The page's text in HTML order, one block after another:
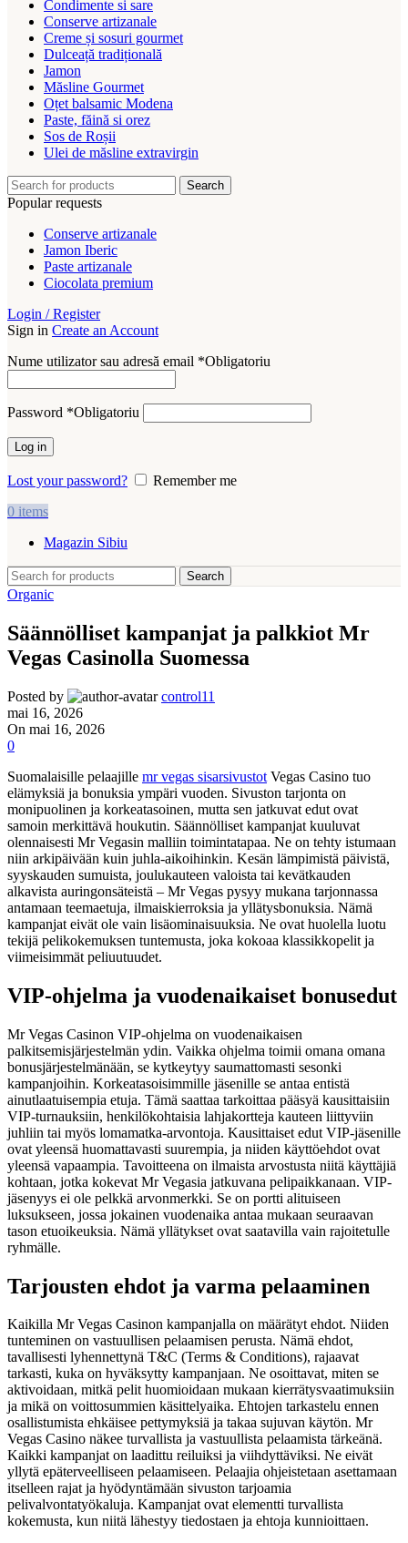
Condimente si sare
Conserve artizanale
Creme și sosuri gourmet
Dulceață tradițională
Jamon
Măsline Gourmet
Oțet balsamic Modena
Paste, făină si orez
Sos de Roșii
Ulei de măsline extravirgin
Search
Popular requests
Conserve artizanale
Jamon Iberic
Paste artizanale
Ciocolata premium
Login / Register
Sign in Create an Account
Nume utilizator sau adresă email *Obligatoriu
Password *Obligatoriu
Log in
Lost your password?
Remember me
0 items
Magazin Sibiu
Search
Organic
Säännölliset kampanjat ja palkkiot Mr
Vegas Casinolla Suomessa
Posted by
control11
mai 16, 2026
On mai 16, 2026
0
Suomalaisille pelaajille mr vegas sisarsivustot Vegas Casino tuo
elämyksiä ja bonuksia ympäri vuoden. Sivuston tarjonta on
monipuolinen ja korkeatasoinen, mutta sen jatkuvat edut ovat
samoin merkittävä houkutin. Säännölliset kampanjat kuuluvat
olennaisesti Mr Vegasin malliin toimintatapaa. Ne on tehty istumaan
niin arkipäivään kuin juhla-aikoihinkin. Kesän lämpimistä päivistä,
syyskauden sumuista, joulukauteen valoista tai kevätkauden
alkavista auringonsäteistä – Mr Vegas pysyy mukana tarjonnassa
antamaan teemaetuja, ilmaiskierroksia ja yllätysbonuksia. Nämä
kampanjat eivät ole vain lisäominaisuuksia. Ne ovat huolella luotu
tekijä pelikokemuksen tuntemusta, joka kokoaa klassikkopelit ja
viimeisimmät peliuutuudet.
VIP-ohjelma ja vuodenaikaiset bonusedut
Mr Vegas Casinon VIP-ohjelma on vuodenaikaisen
palkitsemisjärjestelmän ydin. Vaikka ohjelma toimii omana omana
bonusjärjestelmänään, se kytkeytyy saumattomasti sesonki
kampanjoihin. Korkeatasoisimmille jäsenille se antaa entistä
ainutlaatuisempia etuja. Tämä saattaa tarkoittaa pääsyä kausittaisiin
VIP-turnauksiin, henkilökohtaisia lahjakortteja kauteen liittyviin
juhliin tai myös lomamatka-arvontoja. Kausittaiset edut VIP-jäsenille
ovat yleensä huomattavasti suurempia, ja niiden käyttöehdot ovat
yleensä vapaampia. Tavoitteena on ilmaista arvostusta niitä käyttäjiä
kohtaan, jotka kokevat Mr Vegasia jatkuvana pelipaikkanaan. VIP-
jäsenyys ei ole pelkkä arvonmerkki. Se on portti alituiseen
luksukseen, jossa jokainen vuodenaika antaa mukaan seuraavan
tason etuoikeuksia. Nämä yllätykset ovat saatavilla vain rajoitetulle
ryhmälle.
Tarjousten ehdot ja varma pelaaminen
Kaikilla Mr Vegas Casinon kampanjalla on määrätyt ehdot. Niiden
tunteminen on vastuullisen pelaamisen perusta. Nämä ehdot,
tavallisesti lyhennettynä T&C (Terms & Conditions), rajaavat
tarkasti, kuka on hyväksytty kampanjaan. Ne osoittavat, miten se
aktivoidaan, mitkä pelit huomioidaan mukaan kierrätysvaatimuksiin
ja mikä on voittosummien käsittelyaika. Ehtojen tarkastelu ennen
osallistumista ehkäisee pettymyksiä ja takaa sujuvan käytön. Mr
Vegas Casino näkee turvallista ja vastuullista pelaamista tärkeänä.
Kaikki kampanjat on laadittu reiluiksi ja viihdyttäviksi. Ne eivät
yllytä epäterveelliseen pelaamiseen. Pelaajia ohjeistetaan asettamaan
itselleen rajat ja hyödyntämään sivuston tarjoamia
pelivalvontatyökaluja. Kampanjat ovat elementti turvallista
kokemusta, kun niitä lähestyy tiedostaen ja ehtoja kunnioittaen.